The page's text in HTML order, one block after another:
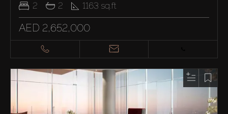
2
2 1163 sq.ft
AED 2,652,000